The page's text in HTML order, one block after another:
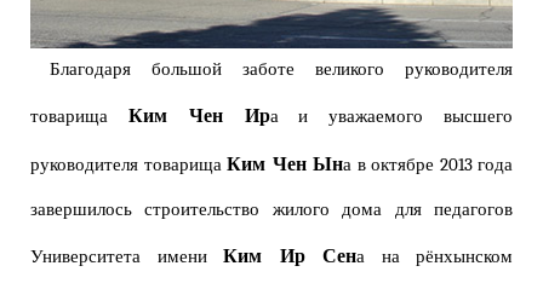
Благодаря большой заботе великого руководителя
товарища Ким Чен Ира и уважаемого высшего
руководителя товарища Ким Чен Ына в октябре 2013 года
завершилось строительство жилого дома для педагогов
Университета имени Ким Ир Сена на рёнхынском